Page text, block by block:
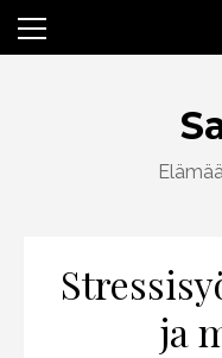
Skip
ja